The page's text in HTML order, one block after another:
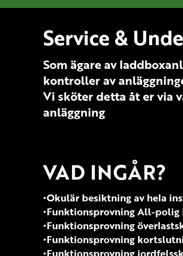
Service &
Som ägare av
kontroller av
Vi sköter detta åt er via
anläggning
VAD INGÅR?
•Okulär besiktning av hela
•Funktionsprovning All-
•Funktionsprovning
•Funktionsprovning